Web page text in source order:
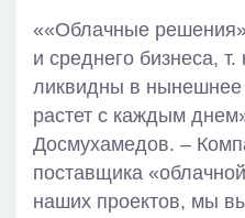
««Облачные
и среднего бизнеса,
ликвидны в нынешнее
растет с каждым
Досмухамедов. –
поставщика
наших проектов, мы